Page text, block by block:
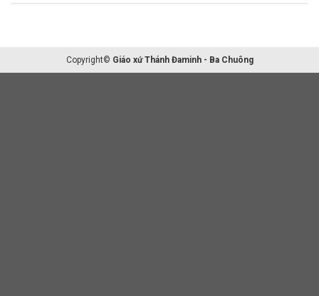
Copyright© Giáo xứ Thánh Đaminh - Ba Chuông